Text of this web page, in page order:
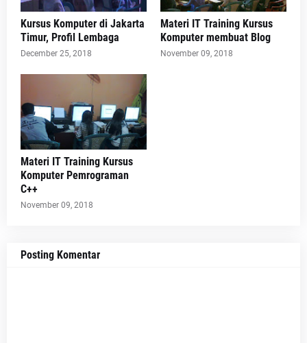
Kursus Komputer di Jakarta
Timur, Profil Lembaga
December 25, 2018
Materi IT Training Kursus
Komputer membuat Blog
November 09, 2018
Materi IT Training Kursus
Komputer Pemrograman
C++
November 09, 2018
Posting Komentar